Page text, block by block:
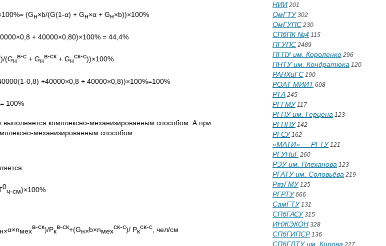
(Gн×b/(G(1-α) + Gн×α + Gн×b))×100%
+ 40000×0,80)×100% = 44,4%
)/(Gн
в-с + Gн
в-ск + Gн
ск-с))×100%
0,8) +40000×0,8 + 40000×0,8))×100%=100%
= 100%
выполняется комплексно-механизированным способом. А при
механизированным способом.
0
ч-см)×100%
н×α×nмех
в-ск)/Рк
в-ск+(Gн×b×nмех
ск-с)/ Рк
ск-с, чел/см
НИИ 201
ОмГТУ302
ОмГУПС 230
СПбПК №4 115
ПГУПС 2489
ПГПУ им. Короленко 296
ПНТУ им. Кондратюка 120
РАНХиГС 190
РОАТ МИИТ 608
РТА 245
РГГМУ117
РГПУ им. Герцена 123
РГППУ142
РГСУ162
«МАТИ» — РГТУ121
РГУНиГ 260
РЭУ им. Плеханова 123
РГАТУ им. Соловьёва 219
РязГМУ125
РГРТУ666
СамГТУ131
СПбГАСУ315
ИНЖЭКОН 328
СПбГИПСР136
СПбГЛТУ им. Кирова 227